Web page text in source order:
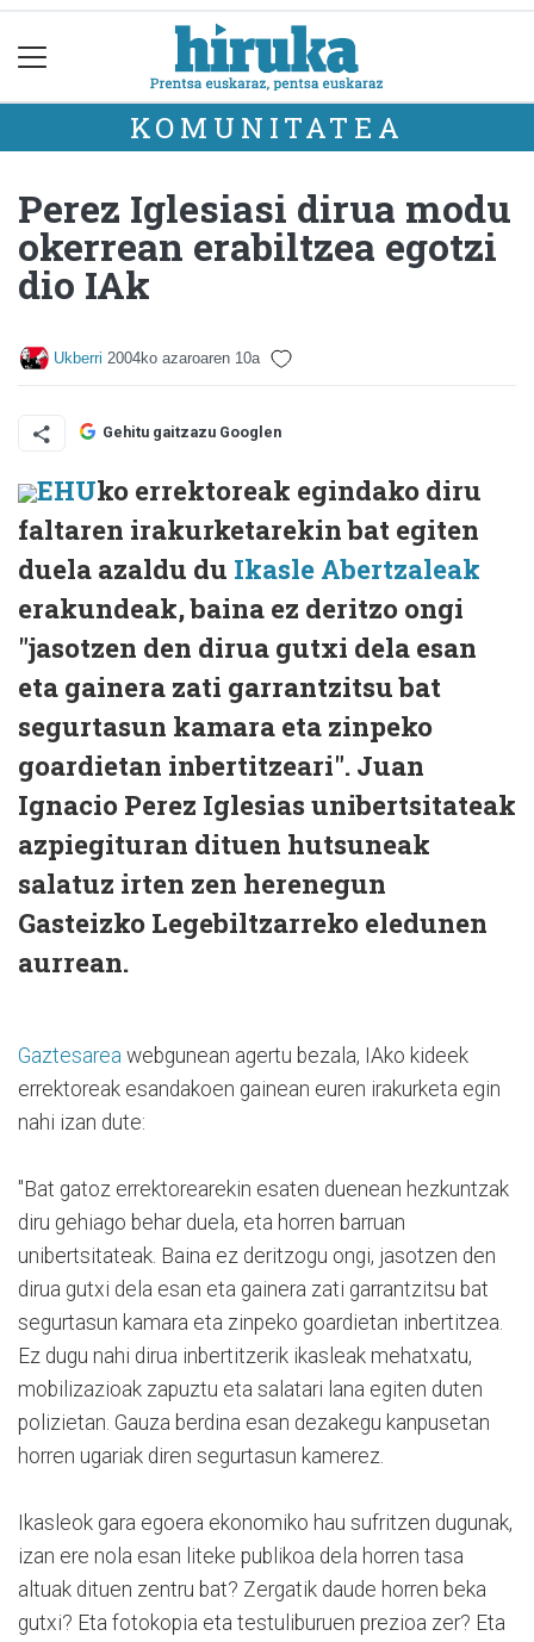
KOMUNITATEA
Perez Iglesiasi dirua modu
okerrean erabiltzea egotzi
dio IAk
Ukberri 2004ko azaroaren 10a
Gehitu gaitzazu Googlen
EHUko errektoreak egindako diru
faltaren irakurketarekin bat egiten
duela azaldu du Ikasle Abertzaleak
erakundeak, baina ez deritzo ongi
"jasotzen den dirua gutxi dela esan
eta gainera zati garrantzitsu bat
segurtasun kamara eta zinpeko
goardietan inbertitzeari". Juan
Ignacio Perez Iglesias unibertsitateak
azpiegituran dituen hutsuneak
salatuz irten zen herenegun
Gasteizko Legebiltzarreko eledunen
aurrean.
Gaztesarea webgunean agertu bezala, IAko kideek
errektoreak esandakoen gainean euren irakurketa egin
nahi izan dute:
"Bat gatoz errektorearekin esaten duenean hezkuntzak
diru gehiago behar duela, eta horren barruan
unibertsitateak. Baina ez deritzogu ongi, jasotzen den
dirua gutxi dela esan eta gainera zati garrantzitsu bat
segurtasun kamara eta zinpeko goardietan inbertitzea.
Ez dugu nahi dirua inbertitzerik ikasleak mehatxatu,
mobilizazioak zapuztu eta salatari lana egiten duten
polizietan. Gauza berdina esan dezakegu kanpusetan
horren ugariak diren segurtasun kamerez.
Ikasleok gara egoera ekonomiko hau sufritzen dugunak,
izan ere nola esan liteke publikoa dela horren tasa
altuak dituen zentru bat? Zergatik daude horren beka
gutxi? Eta fotokopia eta testuliburuen prezioa zer? Eta